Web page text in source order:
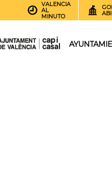
VALENCIA
AL
MINUTO